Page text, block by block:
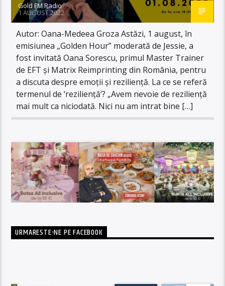
Gold FM Radio
1 AUGUST 2022
Autor: Oana-Medeea Groza Astăzi, 1 august, în
emisiunea „Golden Hour” moderată de Jessie, a
fost invitată Oana Sorescu, primul Master Trainer
de EFT și Matrix Reimprinting din România, pentru
a discuta despre emoții și reziliență. La ce se referă
termenul de ‘reziliență‘? „Avem nevoie de reziliență
mai mult ca niciodată. Nici nu am intrat bine […]
URMARESTE-NE PE FACEBOOK